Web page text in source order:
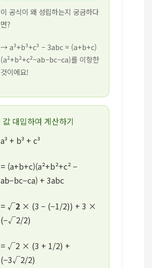
이 공식이 왜 성립하는지 궁금하다
면?
→ a³+b³+c³ − 3abc = (a+b+c)
(a²+b²+c²−ab−bc−ca)를 이항한
것이에요!
값 대입하여 계산하기
a³ + b³ + c³
= (a+b+c)(a²+b²+c² −
ab−bc−ca) + 3abc
= √2 × (3 − (−1/2)) + 3 ×
(−√2/2)
= √2 × (3 + 1/2) +
(−3√2/2)